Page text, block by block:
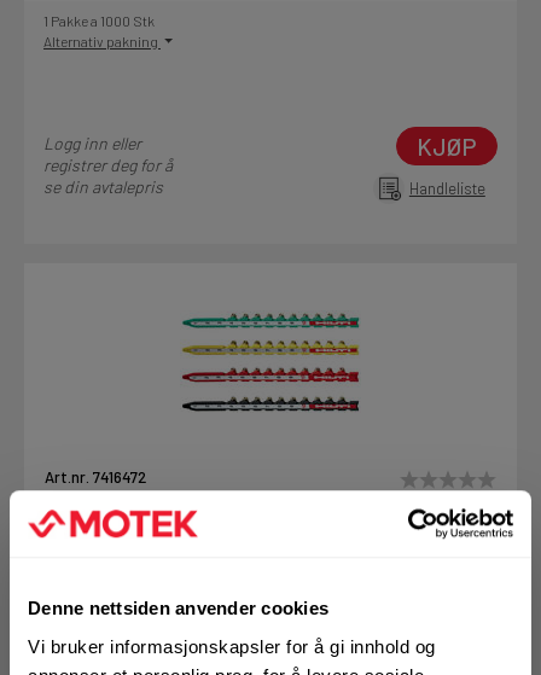
Denne nettsiden anvender cookies
Vi bruker informasjonskapsler for å gi innhold og
1 Pakke a 1000 Stk
Alternativ pakning
Logg inn eller
registrer deg for å
se din avtalepris
KJØP
Handleliste
Art.nr. 7416472
Patroner CleanTec 6,8/11 grønn
Drivpatroner for DX maskiner light, DX5, DX460, DX351,
På nettlager